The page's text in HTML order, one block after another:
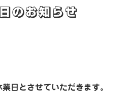
のお知らせ
日とさせていただきます。